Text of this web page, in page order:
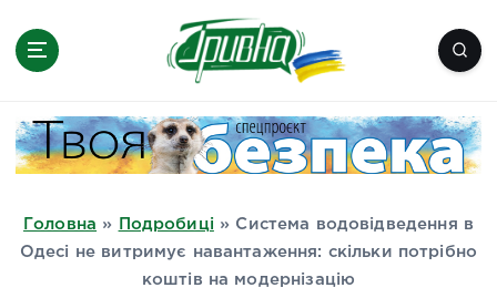
Миколаїв, Одеса, Мелітополь
Головна » Подробиці » Система водовідведення в
Одесі не витримує навантаження: скільки потрібно
коштів на модернізацію